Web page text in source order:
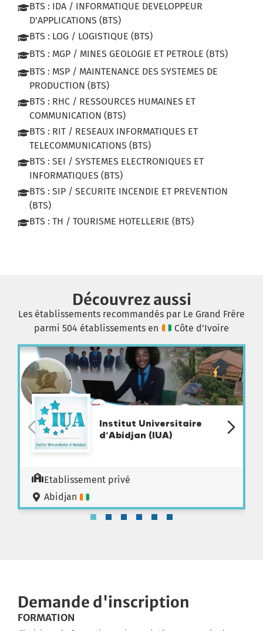
BTS : IDA / INFORMATIQUE DEVELOPPEUR
D'APPLICATIONS (BTS)
BTS : LOG / LOGISTIQUE (BTS)
BTS : MGP / MINES GEOLOGIE ET PETROLE (BTS)
BTS : MSP / MAINTENANCE DES SYSTEMES DE
PRODUCTION (BTS)
BTS : RHC / RESSOURCES HUMAINES ET
COMMUNICATION (BTS)
BTS : RIT / RESEAUX INFORMATIQUES ET
TELECOMMUNICATIONS (BTS)
BTS : SEI / SYSTEMES ELECTRONIQUES ET
INFORMATIQUES (BTS)
BTS : SIP / SECURITE INCENDIE ET PREVENTION
(BTS)
BTS : TH / TOURISME HOTELLERIE (BTS)
Découvrez aussi
Les établissements recommandés par Le Grand Frère
parmi 504 établissements en
Côte d’Ivoire
Institut Universitaire
d’Abidjan (IUA)
Etablissement privé
Abidjan
Demande d'inscription
FORMATION